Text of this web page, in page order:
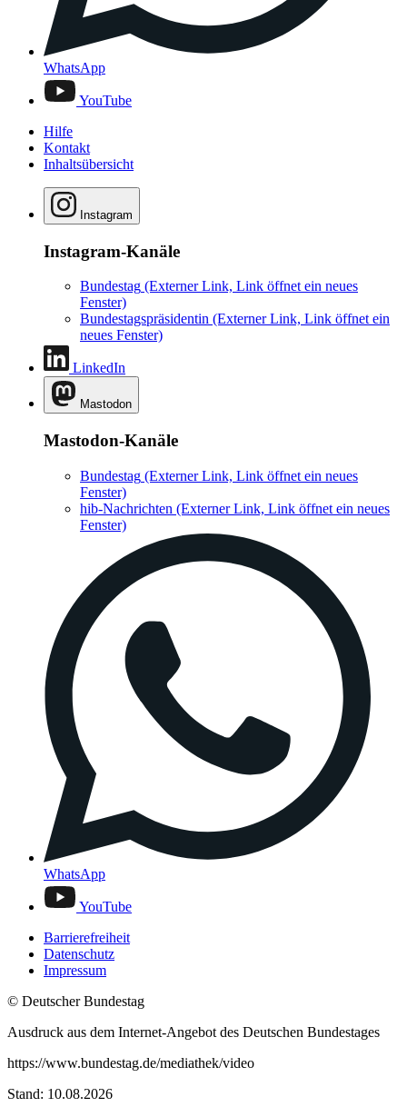
WhatsApp
YouTube
Hilfe
Kontakt
Inhaltsübersicht
Instagram
Instagram-Kanäle
Bundestag (Externer Link, Link öffnet ein neues
Fenster)
Bundestagspräsidentin (Externer Link, Link öffnet ein
neues Fenster)
LinkedIn
Mastodon
Mastodon-Kanäle
Bundestag (Externer Link, Link öffnet ein neues
Fenster)
hib-Nachrichten (Externer Link, Link öffnet ein neues
Fenster)
WhatsApp
YouTube
Barrierefreiheit
Datenschutz
Impressum
© Deutscher Bundestag
Ausdruck aus dem Internet-Angebot des Deutschen Bundestages
https://www.bundestag.de/mediathek/video
Stand: 10.08.2026